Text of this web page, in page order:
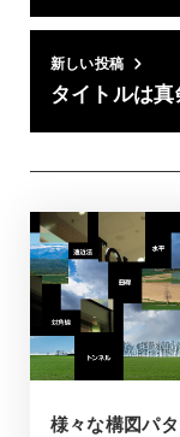
新しい投稿
タイトルは
様々な構図パ